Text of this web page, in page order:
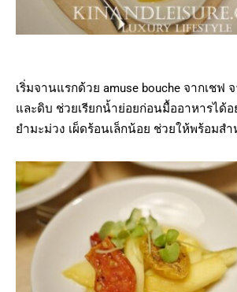
เริ่มจานแรกด้วย amuse bouche จากเชฟ
และดิบ ช่วยเรียกน้ำย่อยก่อนมื้ออาหารได้
ยำมะม่วง เผ็ดร้อนเล็กน้อย ช่วยให้พร้อมส